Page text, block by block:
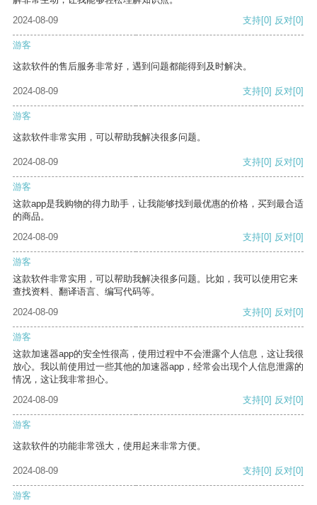
2024-08-09
支持[0] 反对[0]
游客
这款软件的售后服务非常好，遇到问题都能得到及时解决。
2024-08-09 支持[0] 反对[0]
游客
这款软件非常实用，可以帮助我解决很多问题。
2024-08-09 支持[0] 反对[0]
游客
这款app是我购物的得力助手，让我能够找到最优惠的价格，买到最合适
的商品。
2024-08-09
支持[0] 反对[0]
游客
这款软件非常实用，可以帮助我解决很多问题。比如，我可以使用它来
查找资料、翻译语言、编写代码等。
2024-08-09
支持[0] 反对[0]
游客
这款加速器app的安全性很高，使用过程中不会泄露个人信息，这让我很
放心。我以前使用过一些其他的加速器app，经常会出现个人信息泄露的
情况，这让我非常担心。
2024-08-09
支持[0] 反对[0]
游客
这款软件的功能非常强大，使用起来非常方便。
2024-08-09 支持[0] 反对[0]
游客